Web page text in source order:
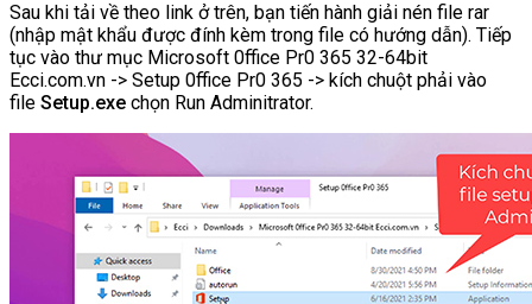
Sau khi tải về theo link ở trên, bạn tiến hành giải nén file rar
(nhập mật khẩu được đính kèm trong file có hướng dẫn). Tiếp
tục vào thư mục Microsoft 0ffice Pr0 365 32-64bit
Ecci.com.vn -> Setup 0ffice Pr0 365 -> kích chuột phải vào
file Setup.exe chọn Run Adminitrator.